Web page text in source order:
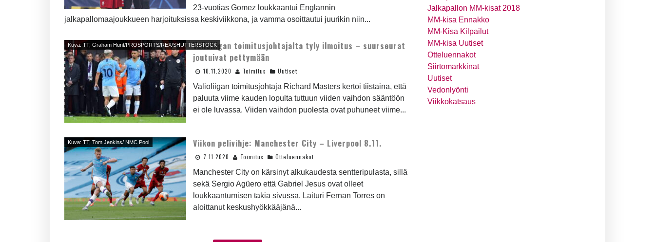
23-vuotias Gomez loukkaantui Englannin
jalkapallomaajoukkueen harjoituksissa keskiviikkona, ja vamma osoittautui juurikin niin...
Kuva: TT, Graham Hunt/PROSPORTS/REX/SHUTTERSTOCKValioliigan toimitusjohtajalta tyly ilmoitus – suurseurat
joutuivat pettymään
10.11.2020 Toimitus Uutiset
Valioliigan toimitusjohtaja Richard Masters kertoi tiistaina, että
paluuta viime kauden lopulta tuttuun viiden vaihdon sääntöön
ei ole luvassa. Viiden vaihdon puolesta ovat puhuneet viime...
Kuva: TT, Tom Jenkins/ NMC Pool Viikon pelivihje: Manchester City – Liverpool 8.11.
7.11.2020 Toimitus Otteluennakot
Manchester City on kärsinyt alkukaudesta sentteripulasta, sillä
sekä Sergio Agüero että Gabriel Jesus ovat olleet
loukkaantumisen takia sivussa. Laituri Fernan Torres on
aloittanut keskushyökkääjänä...
Jalkapallon MM-kisat 2018
MM-kisa Ennakko
MM-Kisa Kilpailut
MM-kisa Uutiset
Otteluennakot
Siirtomarkkinat
Uutiset
Vedonlyönti
Viikkokatsaus